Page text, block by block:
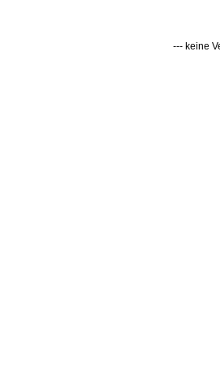
--- keine